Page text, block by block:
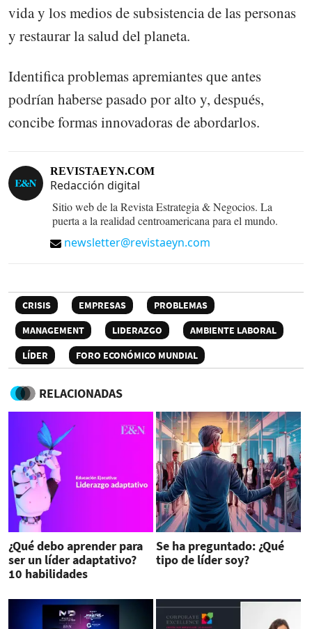
vida y los medios de subsistencia de las personas
y restaurar la salud del planeta.
Identifica problemas apremiantes que antes
podrían haberse pasado por alto y, después,
concibe formas innovadoras de abordarlos.
REVISTAEYN.COM
Redacción digital
Sitio web de la Revista Estrategia & Negocios. La
puerta a la realidad centroamericana para el mundo.
newsletter@revistaeyn.com
CRISIS EMPRESAS
PROBLEMAS
MANAGEMENT
LIDERAZGO
AMBIENTE LABORAL
LÍDER
FORO ECONÓMICO MUNDIAL
RELACIONADAS
¿Qué debo aprender para
ser un líder adaptativo?
10 habilidades
Se ha preguntado: ¿Qué
tipo de líder soy?